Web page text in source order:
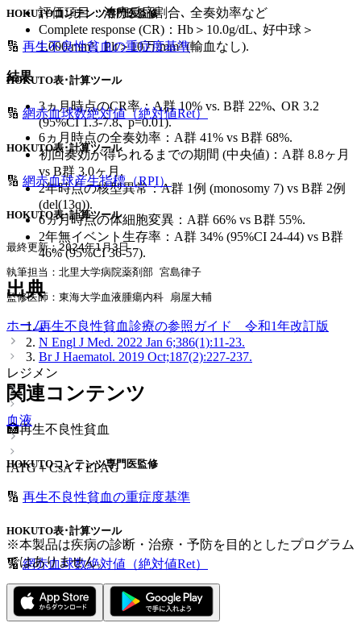
HOKUTOコンテンツ専門医監修
🔢 再生不良性貧血の重症度基準
HOKUTO表･計算ツール
🔢 網赤血球数絶対値（絶対値Ret）
HOKUTO表･計算ツール
🔢 網赤血球産生指標（RPI）
HOKUTO表･計算ツール
最終更新：2024年1月3日
執筆担当：北里大学病院薬剤部 宮島律子
監修医師：東海大学血液腫瘍内科 扇屋大輔
ホーム
レジメン
血液
rATG＋CsA＋EPAG
※本製品は疾病の診断・治療・予防を目的としたプログラム
ではありません。
評価項目：治療反応割合､ 全奏効率など
Complete response (CR)：Hb＞10.0g/dL､ 好中球＞
1,000/mm³､ Plt＞10万/mm³ (輸血なし).
結果
3ヵ月時点のCR率：A群 10% vs. B群 22%､ OR 3.2
(95%CI 1.3-7.8､ p=0.01).
6ヵ月時点の全奏効率：A群 41% vs B群 68%.
初回奏効が得られるまでの期間 (中央値)：A群 8.8ヶ月
vs B群 3.0ヶ月.
2年時点の核型異常：A群 1例 (monosomy 7) vs B群 2例
(del(13q)).
6ヵ月時点の体細胞変異：A群 66% vs B群 55%.
2年無イベント生存率：A群 34% (95%CI 24-44) vs B群
46% (95%CI 36-57).
出典
再生不良性貧血診療の参照ガイド 令和1年改訂版
N Engl J Med. 2022 Jan 6;386(1):11-23.
Br J Haematol. 2019 Oct;187(2):227-237.
関連コンテンツ
🏥再生不良性貧血
HOKUTOコンテンツ専門医監修
🔢 再生不良性貧血の重症度基準
HOKUTO表･計算ツール
🔢網赤血球数絶対値（絶対値Ret）
HOKUTO表･計算ツール